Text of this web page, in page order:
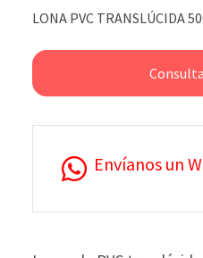
LONA PVC TRANSLÚCIDA
Envíanos un